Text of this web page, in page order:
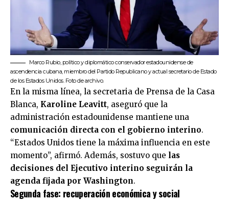
Marco Rubio, político y diplomático conservador estadounidense de
ascendencia cubana, miembro del Partido Republicano y actual secretario de Estado
de los Estados Unidos. Foto de archivo.
En la misma línea, la secretaria de Prensa de la Casa
Blanca, Karoline Leavitt, aseguró que la
administración estadounidense mantiene una
comunicación directa con el gobierno interino.
“Estados Unidos tiene la máxima influencia en este
momento”, afirmó. Además, sostuvo que las
decisiones del Ejecutivo interino seguirán la
agenda fijada por Washington.
Segunda fase: recuperación económica y social